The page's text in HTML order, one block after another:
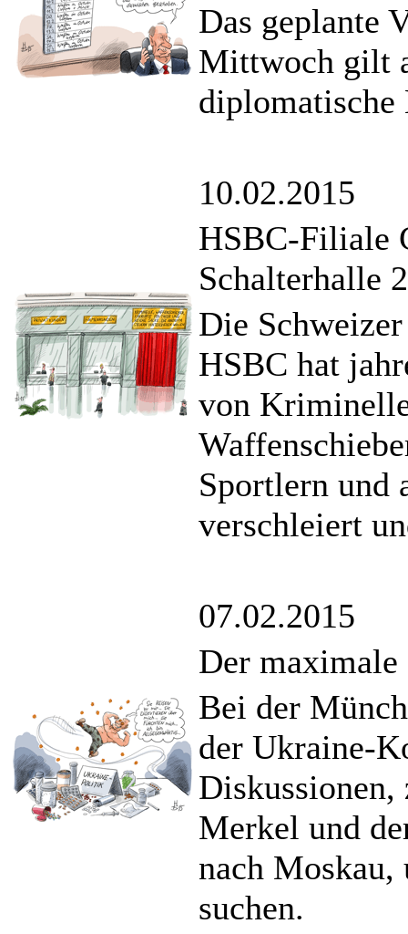
Das geplante
Mittwoch gilt
10.02.2015
HSBC-Filiale
Schalterhalle
Die
HSBC hat
von
Sportlern und
verschleiert
07.02.2015
Der
Bei der
der Ukraine-
Diskussionen,
Merkel und
nach Moskau,
suchen.